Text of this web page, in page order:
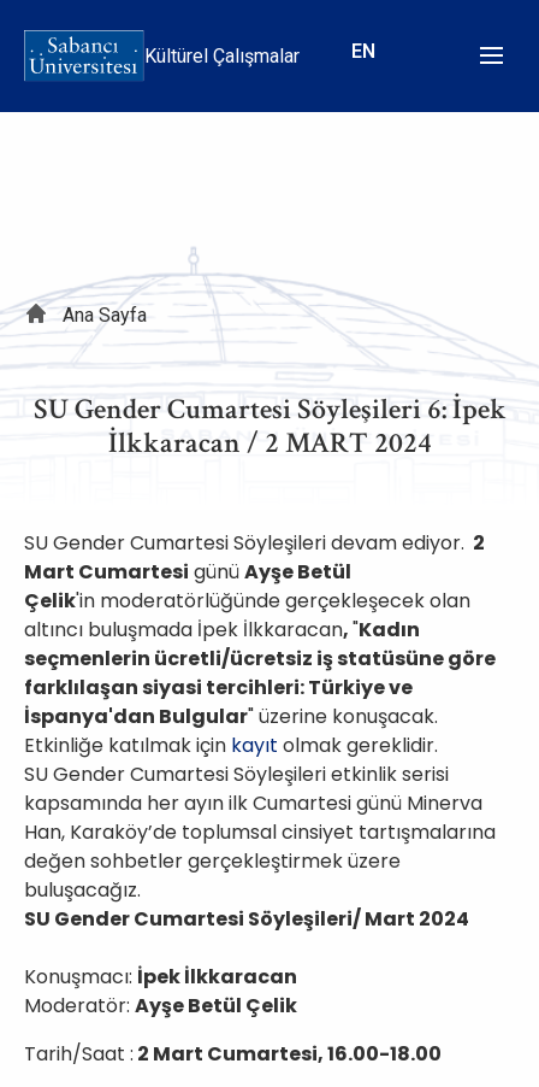
içeriğe
Kültürel Çalışmalar EN
Sayfa
yolu
Ana Sayfa
SU Gender Cumartesi Söyleşileri 6: İpek
İlkkaracan / 2 MART 2024
SU Gender Cumartesi Söyleşileri devam ediyor. 2
Mart Cumartesi günüAyşe Betül
Çelik'in moderatörlüğünde gerçekleşecek olan
altıncı buluşmada İpek İlkkaracan,"Kadın
seçmenlerin ücretli/ücretsiz iş statüsüne göre
farklılaşan siyasi tercihleri: Türkiye ve
İspanya'dan Bulgular" üzerine konuşacak.
Etkinliğe katılmak için kayıt olmak gereklidir.
SU Gender Cumartesi Söyleşileri etkinlik serisi
kapsamında her ayın ilk Cumartesi günü Minerva
Han, Karaköy’de toplumsal cinsiyet tartışmalarına
değen sohbetler gerçekleştirmek üzere
buluşacağız.
SU Gender Cumartesi Söyleşileri/ Mart 2024
Konuşmacı: İpek İlkkaracan
Moderatör: Ayşe Betül Çelik
Tarih/Saat : 2 Mart Cumartesi, 16.00-18.00